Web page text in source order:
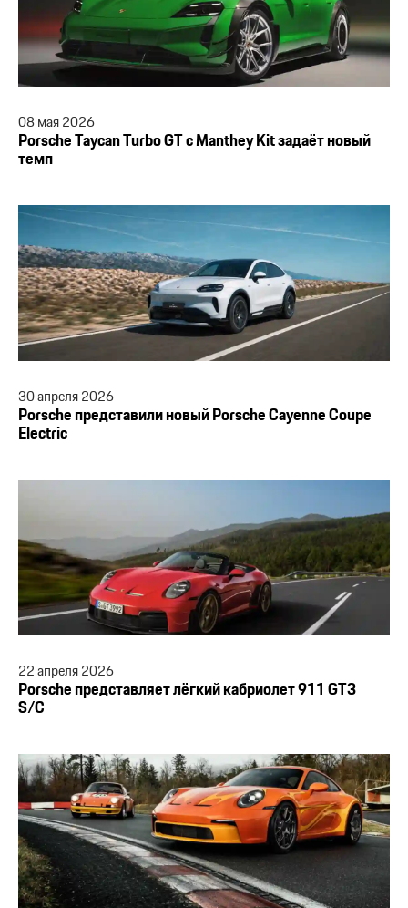
08мая2026
Porsche Taycan Turbo GT с Manthey Kit задаёт новый
темп
30апреля2026
Porsche представили новый Porsche Cayenne Coupe
Electric
22апреля2026
Porsche представляет лёгкий кабриолет 911 GT3
S/C